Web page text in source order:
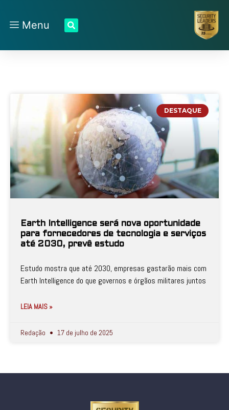
Menu
DESTAQUE
Earth Intelligence será nova oportunidade
para fornecedores de tecnologia e serviços
até 2030, prevê estudo
Estudo mostra que até 2030, empresas gastarão mais com
Earth Intelligence do que governos e órgãos militares juntos
LEIA MAIS »
Redação 17 de julho de 2025